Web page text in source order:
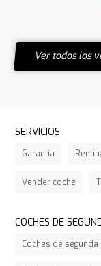
Ver todos los
SERVICIOS
Garantía
Vender coche
COCHES DE
Coches de